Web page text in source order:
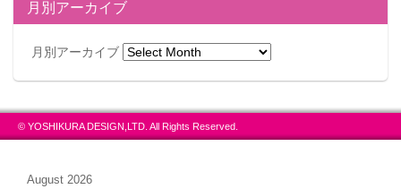
月別アーカイブ
月別アーカイブ
© YOSHIKURA DESIGN,LTD. All Rights Reserved.
August 2026